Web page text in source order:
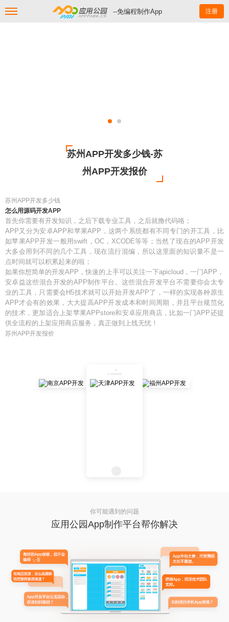
--免编程制作App 注册
苏州APP开发多少钱-苏
州APP开发报价
苏州APP开发多少钱
怎么用源码开发APP
首先你需要有开发知识，之后下载专业工具，之后就撸代码咯；
APP又分为安卓APP和苹果APP，这两个系统都有不同专门的开工具，比
如苹果APP开发一般用swift，OC，XCODE等等；当然了现在的APP开发
大多会用到不同的几个工具，现在流行混编，所以这里面的知识量不是一
点时间就可以积累起来的啦；
如果你想简单的开发APP，快速的上手可以关注一下apicloud，一门APP，
安卓益这些混合开发的APP制作平台。这些混合开发平台不需要你会太专
业的工具，只需要会H5技术就可以开始开发APP了，一样的实现各种原生
APP才会有的效果，大大提高APP开发成本和时间周期，并且平台规范化
的技术，更加适合上架苹果APPstore和安卓应用商店，比如一门APP还提
供全流程的上架应用商店服务，真正做到上线无忧！
苏州APP开发报价
你可能遇到的问题
应用公园App制作平台帮你解决